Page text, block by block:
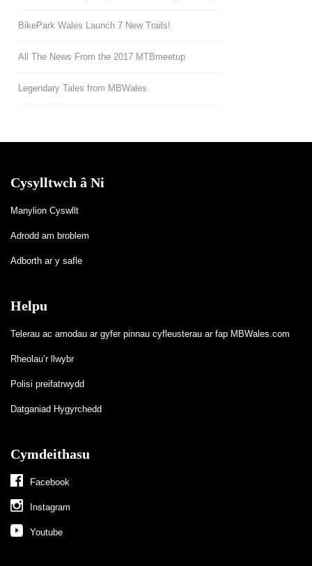
BikePark Wales Launch 7 New Trails!
All The News From the 2017 MTBmeetup
Legendary Tales from MBWales
Cysylltwch â Ni
Manylion Cyswllt
Adrodd am broblem
Adborth ar y safle
Helpu
Telerau ac amodau ar gyfer pinnau cyfleusterau ar fap MBWales.com
Rheolau’r llwybr
Polisi preifatrwydd
Datganiad Hygyrchedd
Cymdeithasu
Facebook
Instagram
Youtube